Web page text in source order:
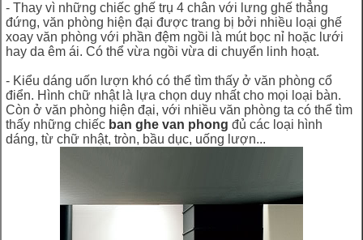
- Thay vì những chiếc ghế trụ 4 chân với lưng ghế thẳng
đứng, văn phòng hiện đại được trang bị bởi nhiều loại ghế
xoay văn phòng với phần đệm ngồi là mút bọc nỉ hoặc lưới
hay da êm ái. Có thể vừa ngồi vừa di chuyển linh hoạt.
- Kiểu dáng uốn lượn khó có thể tìm thấy ở văn phòng cổ
điển. Hình chữ nhật là lựa chọn duy nhất cho mọi loại bàn.
Còn ở văn phòng hiện đại, với nhiều văn phòng ta có thể tìm
thấy những chiếc ban ghe van phong đủ các loại hình
dáng, từ chữ nhật, tròn, bầu dục, uống lượn...